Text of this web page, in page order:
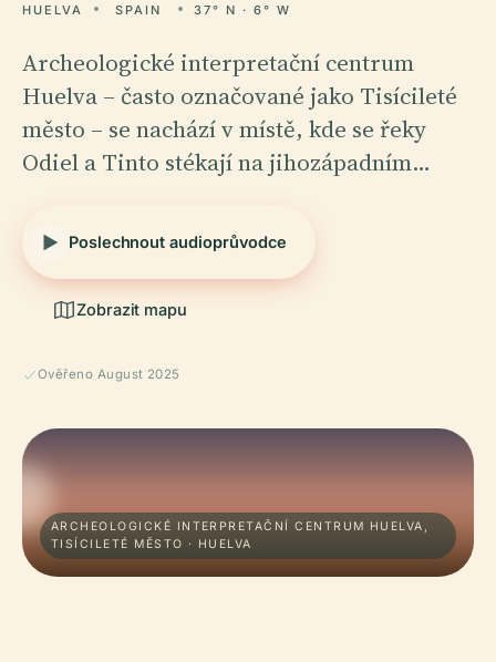
HUELVA SPAIN 37° N · 6° W
Archeologické interpretační centrum
Huelva – často označované jako Tisícileté
město – se nachází v místě, kde se řeky
Odiel a Tinto stékají na jihozápadním…
Poslechnout audioprůvodce
Zobrazit mapu
Ověřeno August 2025
ARCHEOLOGICKÉ INTERPRETAČNÍ CENTRUM HUELVA,
TISÍCILETÉ MĚSTO · HUELVA